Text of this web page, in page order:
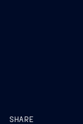
SHARE